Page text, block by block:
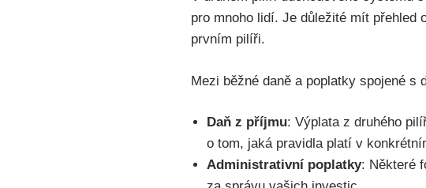
pro mnoho lidí. Je důležité mít
prvním pilíři.
Mezi běžné daně a poplatky spojené s
Daň z příjmu: Výplata z druhého
o tom, jaká pravidla platí v
Administrativní poplatky: Některé